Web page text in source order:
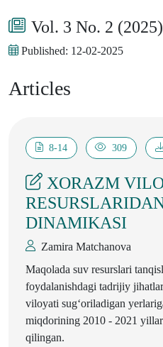
Vol. 3 No. 2 (2025)
Published: 12-02-2025
Articles
8-14 309
XORAZM
DINAMIKASI
Zamira Matchanova
Maqolada suv resurslari
foydalanishdagi tadrijiy
viloyati sug‘oriladigan
miqdorining 2010 - 2021
qilingan.